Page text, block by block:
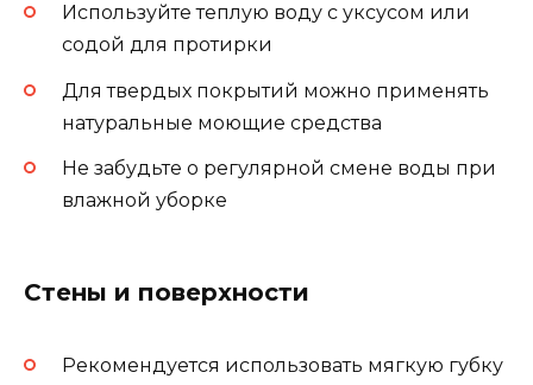
Используйте теплую воду с уксусом или
содой для протирки
Для твердых покрытий можно применять
натуральные моющие средства
Не забудьте о регулярной смене воды при
влажной уборке
Стены и поверхности
Рекомендуется использовать мягкую губку